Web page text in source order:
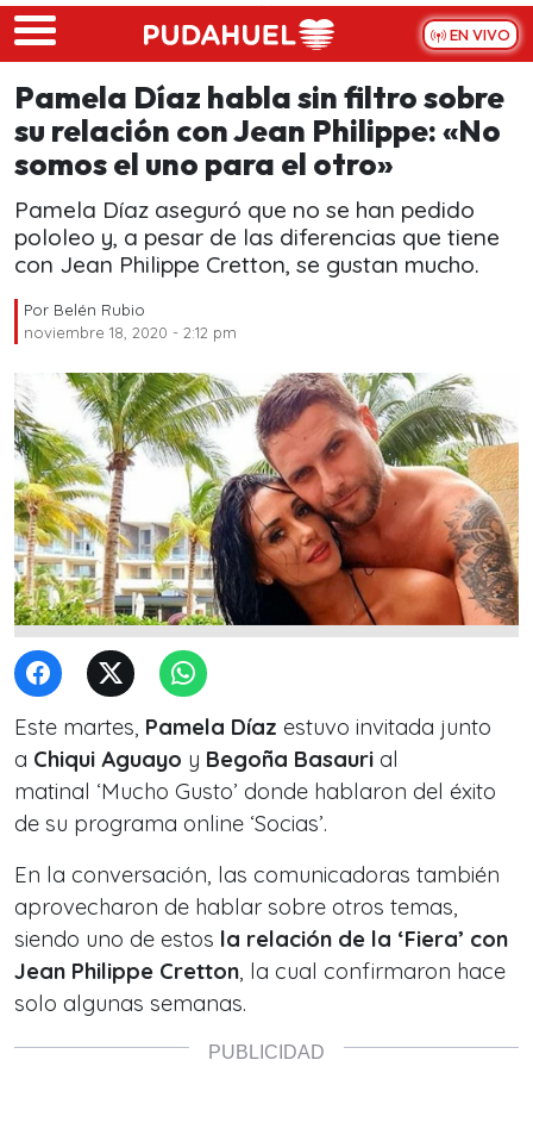
Skip to main content
EN VIVO
Pamela Díaz habla sin filtro sobre
su relación con Jean Philippe: «No
somos el uno para el otro»
Pamela Díaz aseguró que no se han pedido
pololeo y, a pesar de las diferencias que tiene
con Jean Philippe Cretton, se gustan mucho.
Por Belén Rubio
noviembre 18, 2020 - 2:12 pm
Este martes, Pamela Díaz estuvo invitada junto
a Chiqui Aguayo y Begoña Basauri al
matinal ‘Mucho Gusto’ donde hablaron del éxito
de su programa online ‘Socias’.
En la conversación, las comunicadoras también
aprovecharon de hablar sobre otros temas,
siendo uno de estos la relación de la ‘Fiera’ con
Jean Philippe Cretton , la cual confirmaron hace
solo algunas semanas.